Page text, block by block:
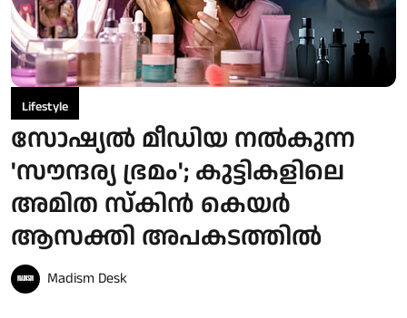
Lifestyle
സോഷ്യൽ മീഡിയ നൽകുന്ന
'സൗന്ദര്യ ഭ്രമം'; കുട്ടികളിലെ
അമിത സ്കിൻ കെയർ
ആസക്തി അപകടത്തിൽ
Madism Desk